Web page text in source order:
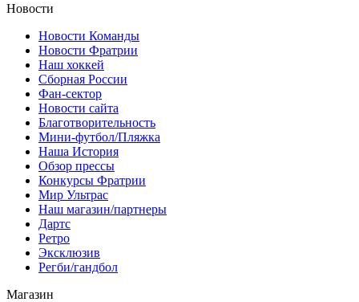
Новости
Новости Команды
Новости Фратрии
Наш хоккей
Сборная России
Фан-cектор
Новости сайта
Благотворительность
Мини-футбол/Пляжка
Наша История
Обзор прессы
Конкурсы Фратрии
Мир Ультрас
Наш магазин/партнеры
Дартс
Ретро
Эксклюзив
Регби/гандбол
Магазин